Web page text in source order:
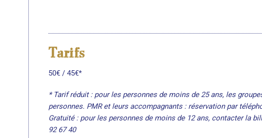
Tarifs
50€ / 45€*
* Tarif réduit : pour les personnes de moins de 25 ans, les
personnes. PMR et leurs accompagnants : réservation par
Gratuité : pour les personnes de moins de 12 ans, contacter la
92 67 40